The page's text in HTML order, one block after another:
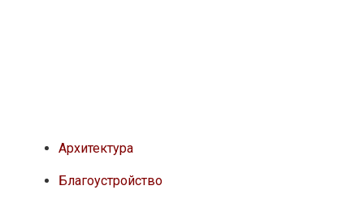
Архитектура
Благоустройство